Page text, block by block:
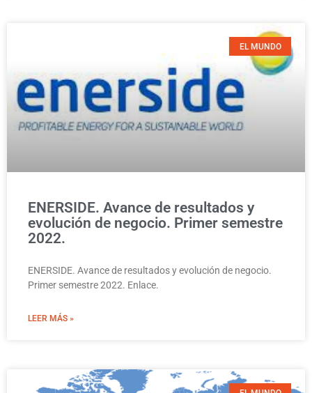
EL MUNDO
ENERSIDE. Avance de resultados y
evolución de negocio. Primer semestre
2022.
ENERSIDE. Avance de resultados y evolución de negocio.
Primer semestre 2022. Enlace.
LEER MÁS »